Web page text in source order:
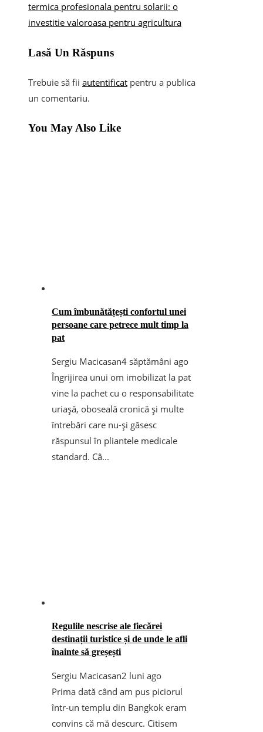
termica profesionala pentru solarii: o
investitie valoroasa pentru agricultura
Lasă Un Răspuns
Trebuie să fii autentificat pentru a publica
un comentariu.
You May Also Like
Cum îmbunătățești confortul unei
persoane care petrece mult timp la
pat
Sergiu Macicasan4 săptămâni ago
Îngrijirea unui om imobilizat la pat
vine la pachet cu o responsabilitate
uriașă, oboseală cronică și multe
întrebări care nu-și găsesc
răspunsul în pliantele medicale
standard. Câ...
Regulile nescrise ale fiecărei
destinații turistice și de unde le afli
înainte să greșești
Sergiu Macicasan2 luni ago
Prima dată când am pus piciorul
într-un templu din Bangkok eram
convins că mă descurc. Citisem